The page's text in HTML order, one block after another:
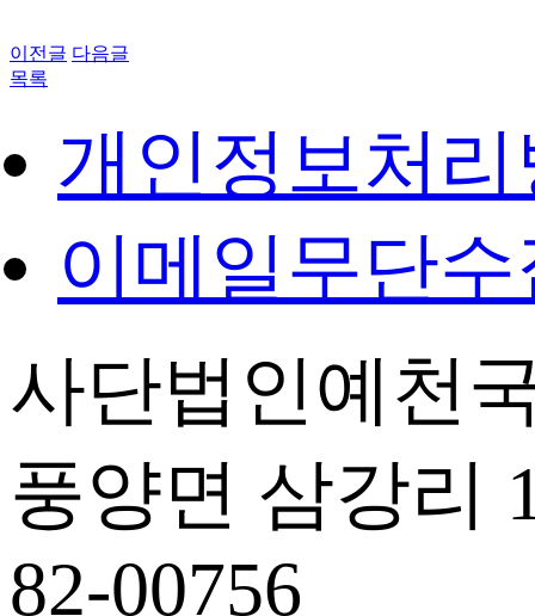
이전글 다음글
목록
개인정보처
이메일무단
사단법인예천
풍양면 삼강리
82-00756